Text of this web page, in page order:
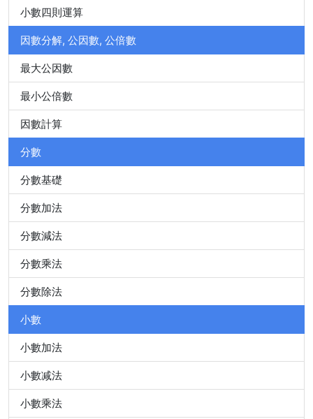
小數四則運算
因數分解, 公因數, 公倍數
最大公因數
最小公倍數
因數計算
分數
分數基礎
分數加法
分數減法
分數乘法
分數除法
小數
小數加法
小數减法
小數乘法